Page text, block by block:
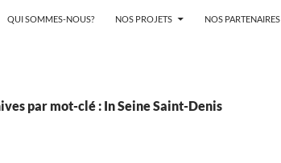
QUI SOMMES-NOUS? NOS PROJETS NOS PARTENAIRES
par mot-clé : In Seine Saint-Denis